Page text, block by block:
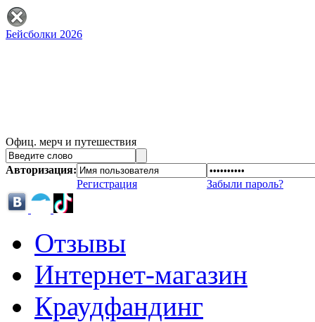
Бейсболки 2026
Офиц. мерч и путешествия
Авторизация:
Регистрация
Забыли пароль?
Отзывы
Интернет-магазин
Краудфандинг